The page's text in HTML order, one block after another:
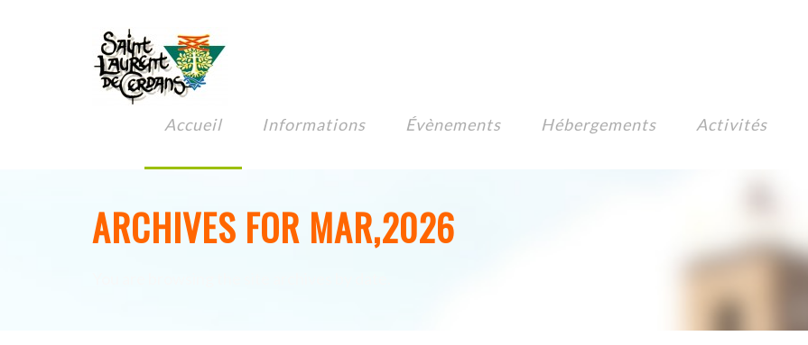
Accueil Informations Évènements Hébergements Activités
ARCHIVES FOR MAR,2026